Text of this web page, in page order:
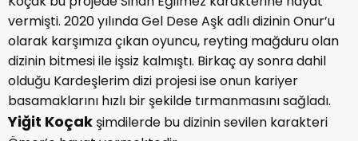
Koçak bu projede Sinan Eğilmez karakterine hayat
vermişti. 2020 yılında Gel Dese Aşk adlı dizinin Onur’u
olarak karşımıza çıkan oyuncu, reyting mağduru olan
dizinin bitmesi ile işsiz kalmıştı. Birkaç ay sonra dahil
olduğu Kardeşlerim dizi projesi ise onun kariyer
basamaklarını hızlı bir şekilde tırmanmasını sağladı.
Yiğit Koçakşimdilerde bu dizinin sevilen karakteri